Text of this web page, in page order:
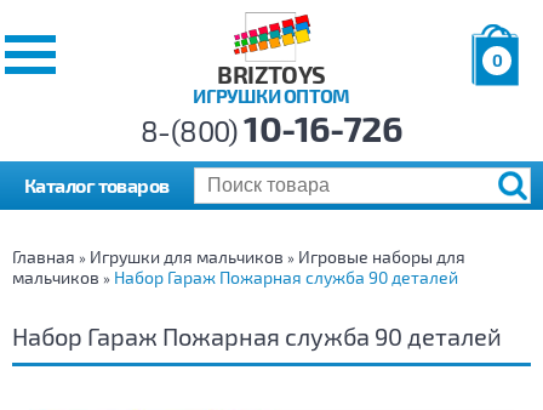
BRIZTOYS
ИГРУШКИ ОПТОМ
0
р.
8-(800)10-16-726
Каталог товаров
Главная » Игрушки для мальчиков » Игровые наборы для
мальчиков » Набор Гараж Пожарная служба 90 деталей
Набор Гараж Пожарная служба 90 деталей